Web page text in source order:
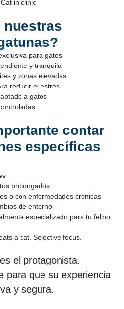
nuestras
para gatos
y tranquila
y zonas elevadas
reducir el estrés
a gatos
contar
específicas
prolongados
o con enfermedades crónicas
de entorno
especializado para tu felino
el protagonista.
para que su experiencia
y segura.